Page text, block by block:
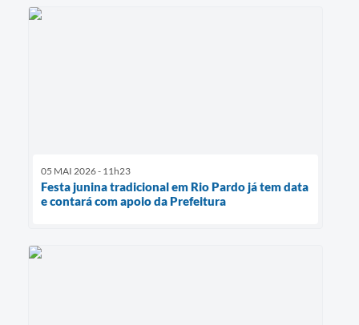
05 MAI 2026 - 11h23
Festa junina tradicional em Rio Pardo já tem data
e contará com apoio da Prefeitura